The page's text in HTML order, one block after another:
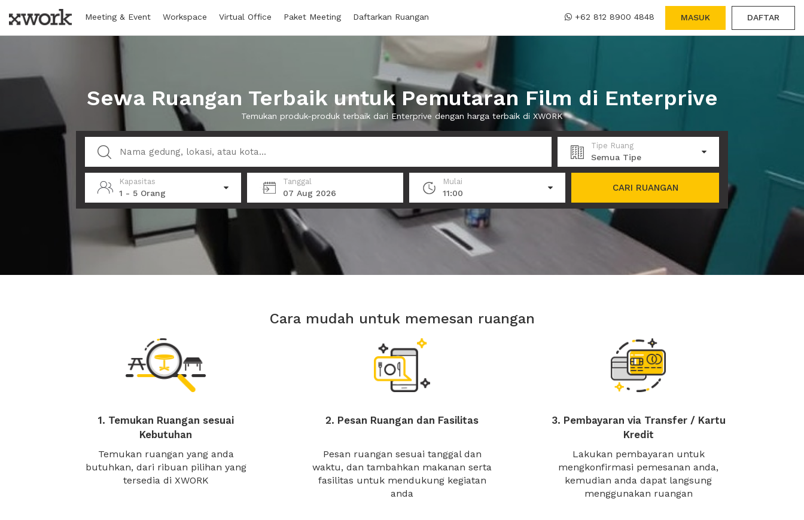
Meeting & Event Workspace Virtual Office Paket Meeting Daftarkan Ruangan +62 812 8900 4848 MASUK DAFTAR
Sewa Ruangan Terbaik untuk Pemutaran Film di Enterprive
Temukan produk-produk terbaik dari Enterprive dengan harga terbaik di XWORK
Tipe Ruang
Semua Tipe
Kapasitas
1 - 5 Orang
Tanggal
07 Aug 2026
Mulai
11:00
CARI RUANGAN
Cara mudah untuk memesan ruangan
1. Temukan Ruangan sesuai
Kebutuhan
Temukan ruangan yang anda
butuhkan, dari ribuan pilihan yang
tersedia di XWORK
2. Pesan Ruangan dan Fasilitas
Pesan ruangan sesuai tanggal dan
waktu, dan tambahkan makanan serta
fasilitas untuk mendukung kegiatan
anda
3. Pembayaran via Transfer / Kartu
Kredit
Lakukan pembayaran untuk
mengkonfirmasi pemesanan anda,
kemudian anda dapat langsung
menggunakan ruangan